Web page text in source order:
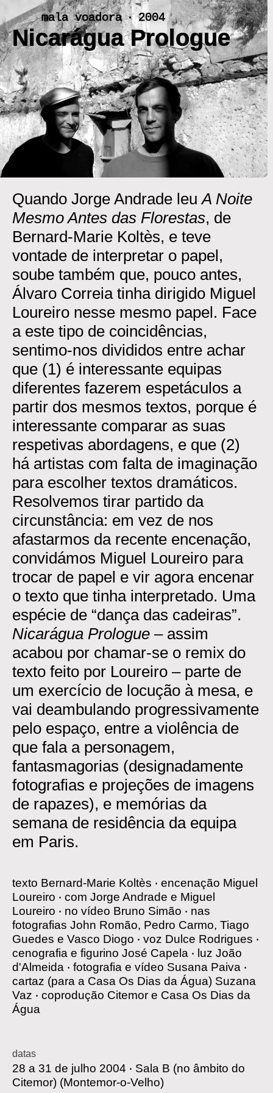
Skip
to
content
< >
mala voadora ‧ 2004
Nicarágua Prologue
Quando Jorge Andrade leuA Noite
Mesmo Antes das Florestas, de
Bernard-Marie Koltès, e teve
vontade de interpretar o papel,
soube também que, pouco antes,
Álvaro Correia tinha dirigido Miguel
Loureiro nesse mesmo papel. Face
a este tipo de coincidências,
sentimo-nos divididos entre achar
que (1) é interessante equipas
diferentes fazerem espetáculos a
partir dos mesmos textos, porque é
interessante comparar as suas
respetivas abordagens, e que (2)
há artistas com falta de imaginação
para escolher textos dramáticos.
Resolvemos tirar partido da
circunstância: em vez de nos
afastarmos da recente encenação,
convidámos Miguel Loureiro para
trocar de papel e vir agora encenar
o texto que tinha interpretado. Uma
espécie de “dança das cadeiras”.
Nicarágua Prologue – assim
acabou por chamar-se o remix do
texto feito por Loureiro – parte de
um exercício de locução à mesa, e
vai deambulando progressivamente
pelo espaço, entre a violência de
que fala a personagem,
fantasmagorias (designadamente
fotografias e projeções de imagens
de rapazes), e memórias da
semana de residência da equipa
em Paris.
texto Bernard-Marie Koltès ‧ encenação Miguel
Loureiro ‧ com Jorge Andrade e Miguel
Loureiro ‧ no vídeo Bruno Simão ‧ nas
fotografias John Romão, Pedro Carmo, Tiago
Guedes e Vasco Diogo ‧ voz Dulce Rodrigues ‧
cenografia e figurino José Capela ‧ luz João
d'Almeida ‧ fotografia e vídeo Susana Paiva ‧
cartaz (para a Casa Os Dias da Água) Suzana
Vaz ‧ coprodução Citemor e Casa Os Dias da
Água
datas
28 a 31 de julho 2004 ‧ Sala B (no âmbito do
Citemor) (Montemor-o-Velho)